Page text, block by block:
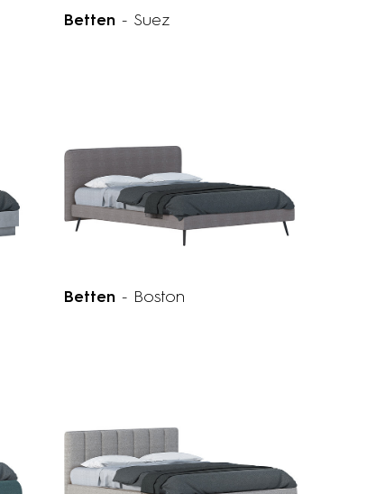
Betten - Suez
Betten - Boston